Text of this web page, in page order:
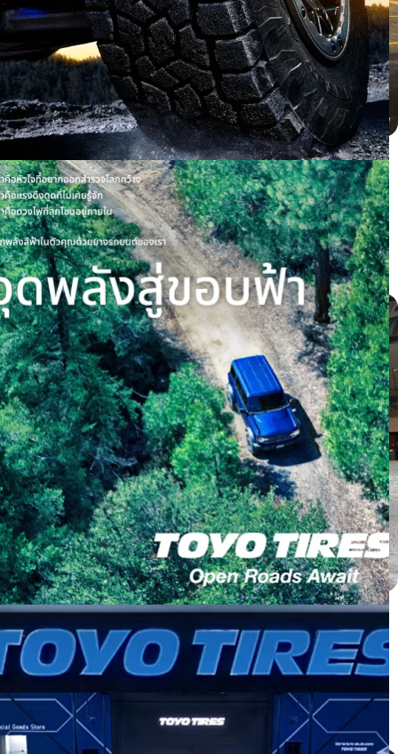
BYD dolphin ติดตั้ง PROXES CR1
Honda CRV ติดตั้ง PROXES C2S